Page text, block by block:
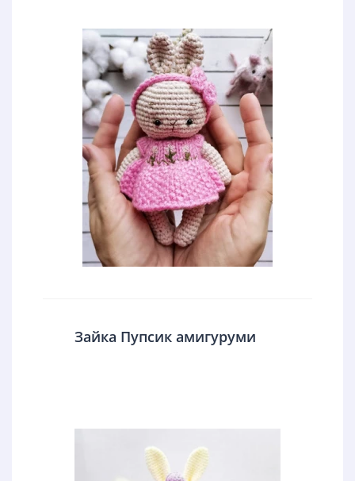
Зайка Пупсик амигуруми